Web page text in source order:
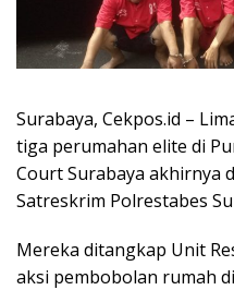
Surabaya, Cekpos.id –
tiga perumahan elite di
Court Surabaya akhirnya
Satreskrim Polrestabes
Mereka ditangkap Unit
aksi pembobolan rumah